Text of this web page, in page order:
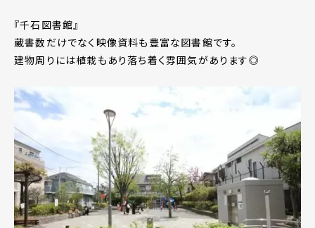
『千石図書館』
蔵書数だけでなく映像資料も豊富な図書館です。
建物周りには植栽もあり落ち着く雰囲気があります◎